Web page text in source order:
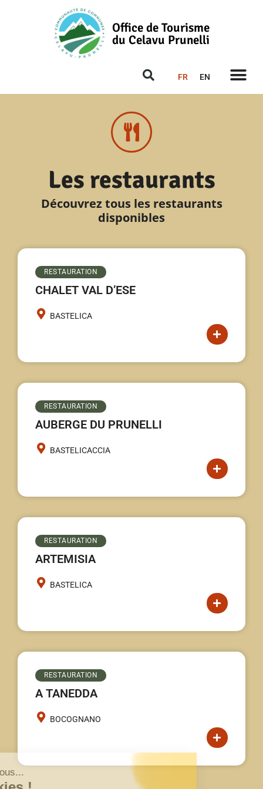
c'est nous...
Office de Tourisme
du Celavu Prunelli
FR EN
Les restaurants
Découvrez tous les restaurants
disponibles
RESTAURATION
CHALET VAL D’ESE
BASTELICA
RESTAURATION
AUBERGE DU PRUNELLI
BASTELICACCIA
RESTAURATION
ARTEMISIA
BASTELICA
RESTAURATION
A TANEDDA
BOCOGNANO